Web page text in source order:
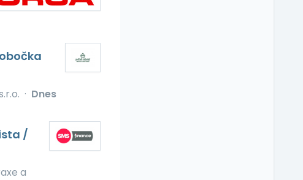
· Dnes
/
a